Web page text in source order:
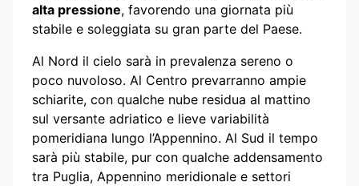
alta pressione, favorendo una giornata più
stabile e soleggiata su gran parte del Paese.
Al Nord il cielo sarà in prevalenza sereno o
poco nuvoloso. Al Centro prevarranno ampie
schiarite, con qualche nube residua al mattino
sul versante adriatico e lieve variabilità
pomeridiana lungo l’Appennino. Al Sud il tempo
sarà più stabile, pur con qualche addensamento
tra Puglia, Appennino meridionale e settori